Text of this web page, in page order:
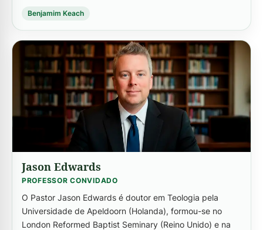
Benjamim Keach
-->
Jason Edwards
PROFESSOR CONVIDADO
O Pastor Jason Edwards é doutor em Teologia pela
Universidade de Apeldoorn (Holanda), formou-se no
London Reformed Baptist Seminary (Reino Unido) e na